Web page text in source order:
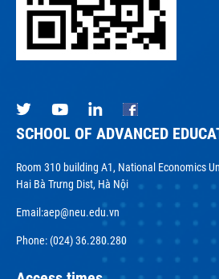
SCHOOL OF ADVANCED
Room 310 building A1, National Economics
Hai Bà Trưng Dist, Hà Nội
Email:aep@neu.edu.vn
Phone: (024) 36.280.280